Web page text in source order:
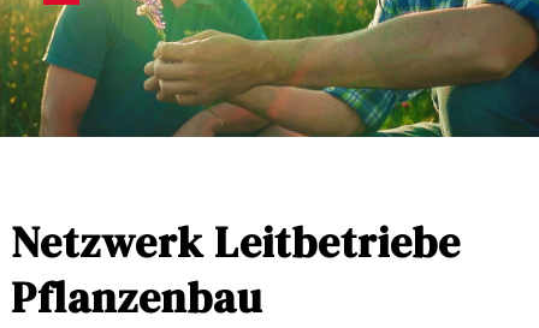
Netzwerk Leitbetriebe
Pflanzenbau